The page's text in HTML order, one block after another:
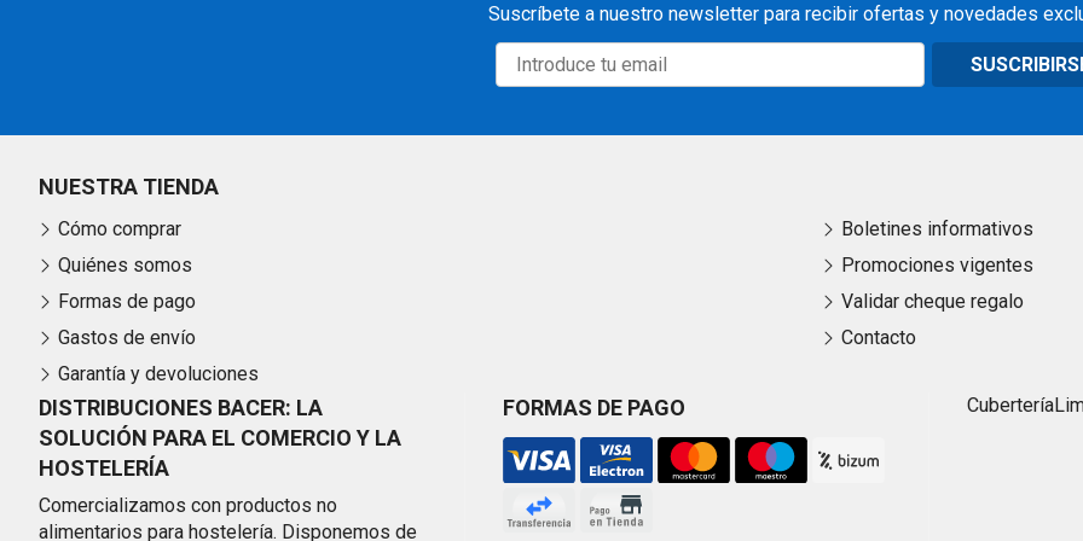
Suscríbete a nuestro newsletter para recibir ofertas y novedades
DISTRIBUCIONES BACER: LA
SOLUCIÓN PARA EL COMERCIO Y LA
HOSTELERÍA
Comercializamos con productos no
alimentarios para hostelería. Disponemos de
FORMAS DE PAGO
NUESTRA TIENDA
Cómo comprar
Quiénes somos
Formas de pago
Gastos de envío
Garantía y devoluciones
Boletines informativos
Promociones vigentes
Validar cheque regalo
Contacto
Cubertería